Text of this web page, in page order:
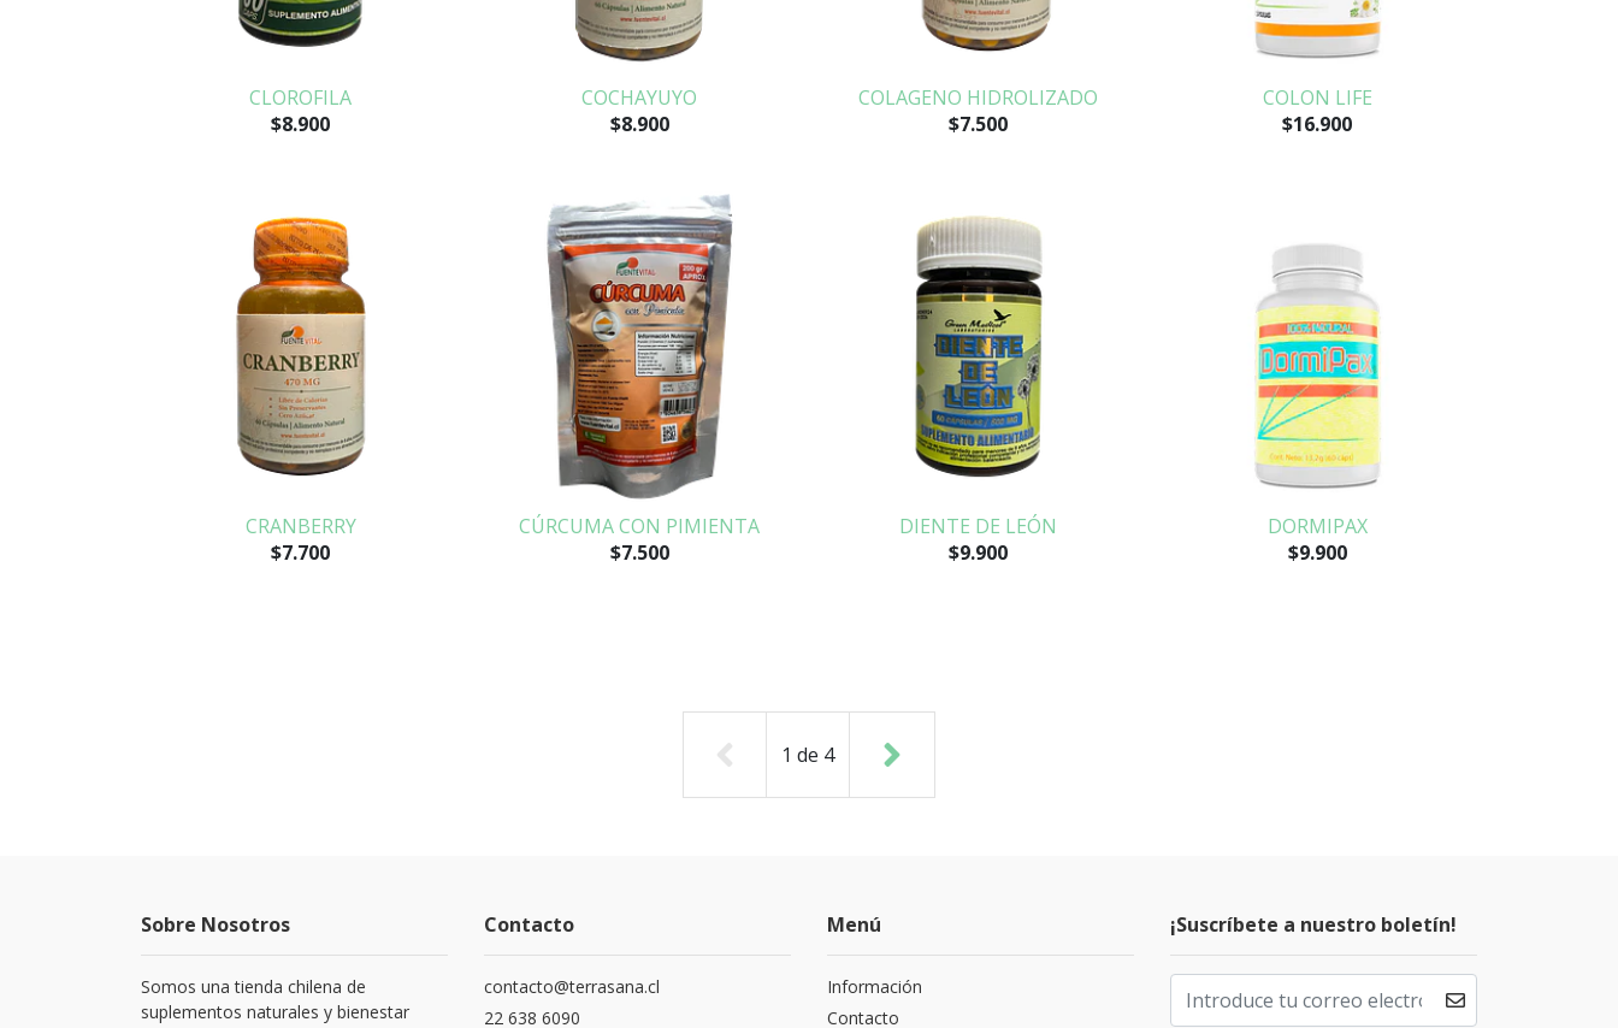
CLOROFILA
$8.900
COCHAYUYO
$8.900
COLAGENO HIDROLIZADO
$7.500
COLON LIFE
$16.900
CRANBERRY
$7.700
CÚRCUMA CON PIMIENTA
$7.500
DIENTE DE LEÓN
$9.900
DORMIPAX
$9.900
1 de 4
Sobre Nosotros
Somos una tienda chilena de
suplementos naturales y bienestar
Contacto
contacto@terrasana.cl
22 638 6090
Menú
Información
Contacto
¡Suscríbete a nuestro boletín!